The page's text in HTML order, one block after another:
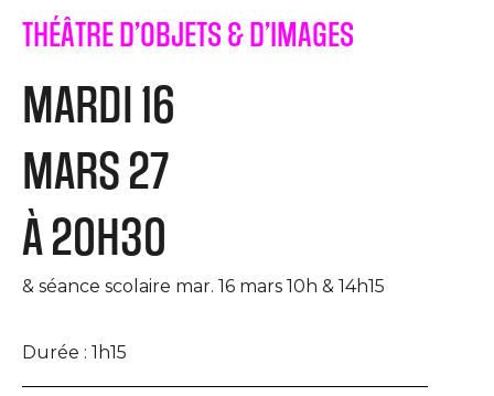
THÉÂTRE D’OBJETS & D’IMAGES
MARDI 16
MARS 27
À 20H30
& séance scolaire mar. 16 mars 10h & 14h15
Durée : 1h15